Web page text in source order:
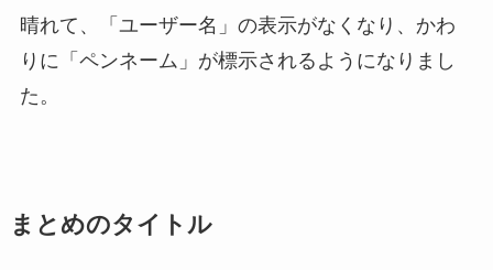
晴れて、「ユーザー名」の表示がなくなり、かわ
りに「ペンネーム」が標示されるようになりまし
た。
まとめのタイトル